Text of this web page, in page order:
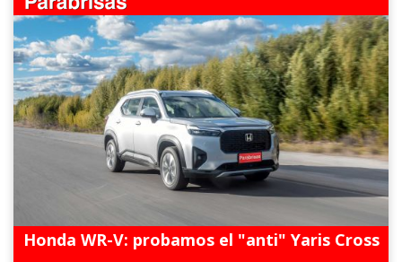
Honda WR-V: probamos el "anti" Yaris Cross